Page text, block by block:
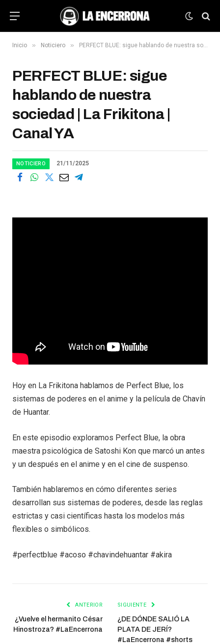
Inicio » Noticiero » PERFECT BLUE: sigue hablando de nuestra sociedad | La Frikitona | Canal YA
PERFECT BLUE: sigue
hablando de nuestra
sociedad | La Frikitona |
Canal YA
NOTICIERO 21/11/2025
Hoy en La Frikitona hablamos de Perfect Blue, los
sistemas de poderes en el anime y la película de Chavín
de Huantar.
En este episodio exploramos Perfect Blue, la obra
maestra psicológica de Satoshi Kon que marcó un antes
y un después en el anime y en el cine de suspenso.
También hablaremos en cómo diferentes series
desarrollan sus sistemas de poderes, desde las reglas
estrictas y casi científicas hasta los modelos más
flexibles o simbólicos.
#perfectblue #acoso #chavindehuantar #akira
ANTERIOR
¿Vuelve el hermanito César
Hinostroza? #LaEncerrona
SIGUIENTE
¿DE DÓNDE SALIÓ LA
PLATA DE JERÍ?
#LaEncerrona #shorts